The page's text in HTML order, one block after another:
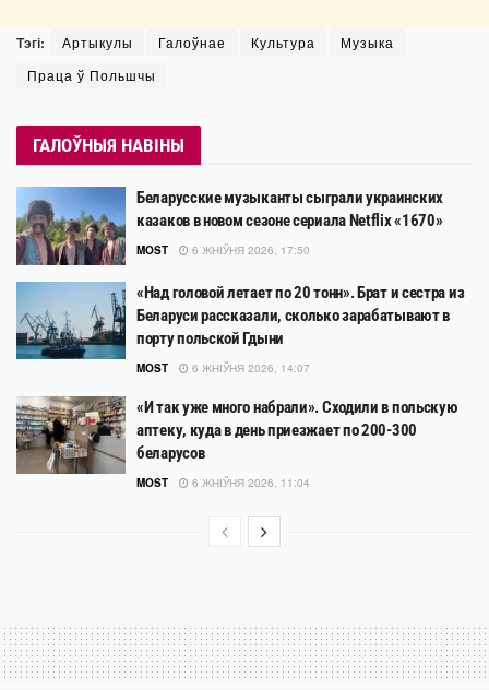
Тэгі: Артыкулы Галоўнае Культура
Музыка
Праца ў Польшчы
ГАЛОЎНЫЯ НАВІНЫ
Беларусские музыканты сыграли украинских
казаков в новом сезоне сериала Netflix «1670»
MOST 6 ЖНІЎНЯ 2026, 17:50
«Над головой летает по 20 тонн». Брат и сестра из
Беларуси рассказали, сколько зарабатывают в
порту польской Гдыни
MOST 6 ЖНІЎНЯ 2026, 14:07
«И так уже много набрали». Сходили в польскую
аптеку, куда в день приезжает по 200-300
беларусов
MOST 6 ЖНІЎНЯ 2026, 11:04